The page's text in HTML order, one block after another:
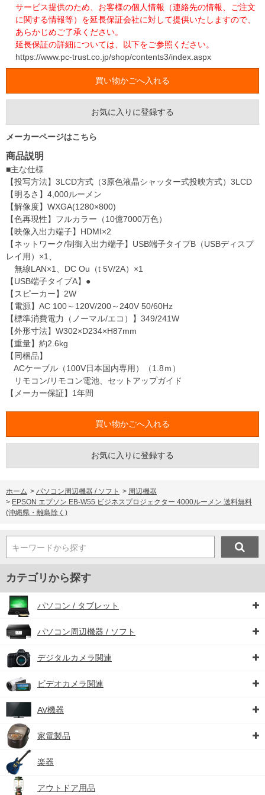
サービス提供のため、お客様の個人情報（連絡先の情報、ご注文
に関する情報等）を延長保証会社に対して提供いたしますので、
あらかじめご了承ください。
延長保証の詳細については、以下をご参照ください。
https://www.pc-trust.co.jp/shop/contents3/index.aspx
お気に入りに登録する
メーカーページはこちら
商品説明
■主な仕様
【投写方法】3LCD方式（3原色液晶シャッター式投映方式）3LCD
【明るさ】4,000ルーメン
【解像度】WXGA(1280×800)
【色再現性】フルカラー（10億7000万色）
【映像入出力端子】HDMI×2
【ネットワーク/制御入出力端子】USB端子タイプB（USBディスプ
レイ用）×1、
無線LAN×1、DC Ou（t 5V/2A）×1
【USB端子タイプA】●
【スピーカー】2W
【電源】AC 100～120V/200～240V 50/60Hz
【標準消費電力（ノーマル/エコ）】349/241W
【外形寸法】W302×D234×H87mm
【重量】約2.6kg
【同梱品】
ACケーブル（100V日本国内専用）（1.8ｍ）
リモコン/リモコン電池、セットアップガイド
【メーカー保証】1年間
お気に入りに登録する
ホーム > パソコン周辺機器 / ソフト > 周辺機器
> EPSON エプソン EB-W55 ビジネスプロジェクター 4000ルーメン 送料無料
(沖縄県・離島除く)
キーワードから探す
カテゴリから探す
パソコン / タブレット
パソコン周辺機器 / ソフト
デジタルカメラ関連
ビデオカメラ関連
AV機器
家電製品
楽器
アウトドア用品